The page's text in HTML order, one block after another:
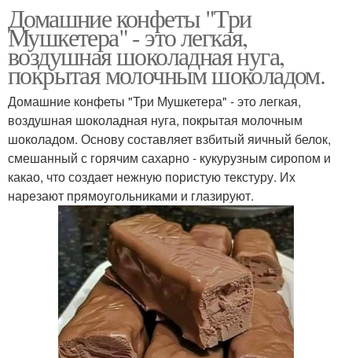
Домашние конфеты "Три
Мушкетера" - это легкая,
воздушная шоколадная нуга,
покрытая молочным шоколадом.
Домашние конфеты "Три Мушкетера" - это легкая,
воздушная шоколадная нуга, покрытая молочным
шоколадом. Основу составляет взбитый яичный белок,
смешанный с горячим сахарно - кукурузным сиропом и
какао, что создает нежную пористую текстуру. Их
нарезают прямоугольниками и глазируют.